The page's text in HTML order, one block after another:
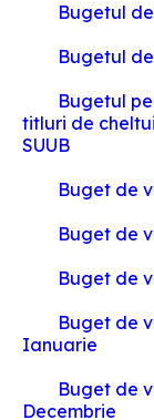
Bugetul
Bugetul
Bugetul
titluri de
SUUB
Buget de
Buget de
Buget de
Buget de
Ianuarie
Buget de
Decembrie